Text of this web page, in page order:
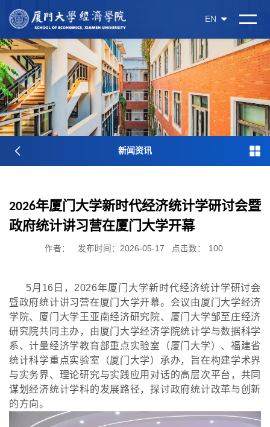
EN
新闻资讯
2026年厦门大学新时代经济统计学研讨会暨
政府统计讲习营在厦门大学开幕
作者： 发布时间：2026-05-17 点击数： 100
5月16日，2026年厦门大学新时代经济统计学研讨会
暨政府统计讲习营在厦门大学开幕。会议由厦门大学经济
学院、厦门大学王亚南经济研究院、厦门大学邹至庄经济
研究院共同主办，由厦门大学经济学院统计学与数据科学
系、计量经济学教育部重点实验室（厦门大学）、福建省
统计科学重点实验室（厦门大学）承办，旨在构建学术界
与实务界、理论研究与实践应用对话的高层次平台，共同
谋划经济统计学科的发展路径，探讨政府统计改革与创新
的方向。